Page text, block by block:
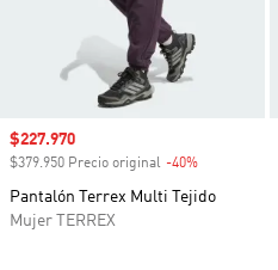
Precio de venta
$227.970
$379.950 Precio original -40%
Pantalón Terrex Multi Tejido
Mujer TERREX